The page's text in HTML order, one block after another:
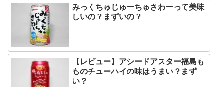
みっくちゅじゅーちゅさわーって美味
しいの？まずいの？
【レビュー】アシードアスター福島も
ものチューハイの味はうまい？まず
い？